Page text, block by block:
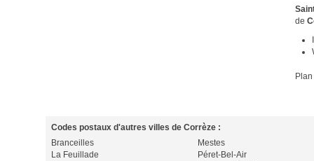
de
Codes postaux d'autres villes de Corrèze :
Branceilles
La Feuillade
Mestes
Péret-Bel-Air